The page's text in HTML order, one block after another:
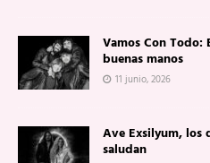
Vamos Con Todo:
buenas manos
11 junio, 2026
Ave Exsilyum, los
saludan